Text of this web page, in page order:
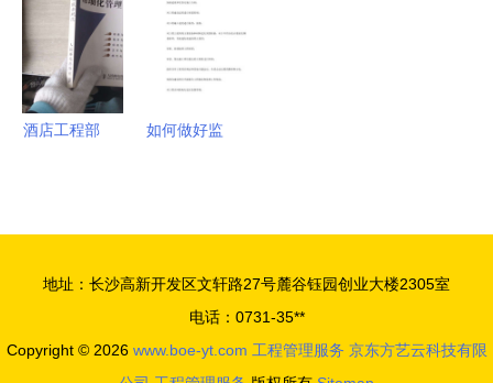
管理方向）
项目招生简
章
任务
酒店工程部
如何做好监
地址：长沙高新开发区文轩路27号麓谷钰园创业大楼2305室
电话：0731-35**
Copyright © 2026 www.boe-yt.com 工程管理服务 京东方艺云科技有限